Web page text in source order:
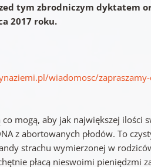
tym zbrodniczym dyktatem
2017 roku.
wiadomosc/
co mogą, aby jak największej
z abortowanych płodów. To
strachu wymierzonej w
płacą nieswoimi pieniędzmi